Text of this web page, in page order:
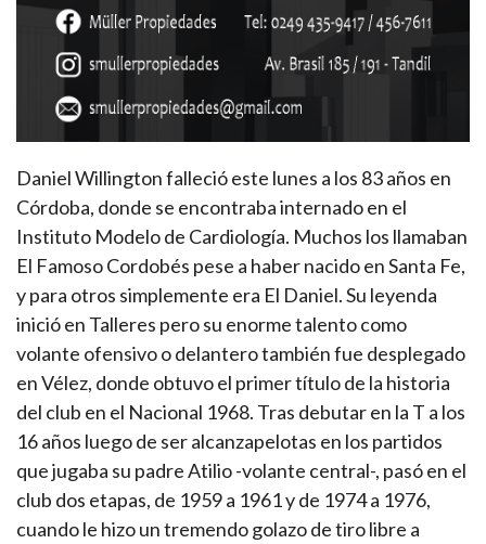
Daniel Willington falleció este lunes a los 83 años en
Córdoba, donde se encontraba internado en el
Instituto Modelo de Cardiología. Muchos los llamaban
El Famoso Cordobés pese a haber nacido en Santa Fe,
y para otros simplemente era El Daniel. Su leyenda
inició en Talleres pero su enorme talento como
volante ofensivo o delantero también fue desplegado
en Vélez, donde obtuvo el primer título de la historia
del club en el Nacional 1968. Tras debutar en la T a los
16 años luego de ser alcanzapelotas en los partidos
que jugaba su padre Atilio -volante central-, pasó en el
club dos etapas, de 1959 a 1961 y de 1974 a 1976,
cuando le hizo un tremendo golazo de tiro libre a